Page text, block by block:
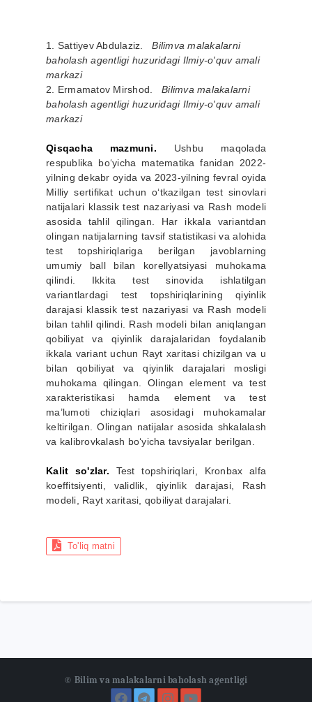
1. Sattiyev Abdulaziz.Bilimva malakalarni
baholash agentligi huzuridagi Ilmiy-o'quv amali
markazi
2. Ermamatov Mirshod. Bilimva malakalarni
baholash agentligi huzuridagi Ilmiy-o'quv amali
markazi
Qisqacha mazmuni. Ushbu maqolada
respublika boʻyicha matematika fanidan 2022-
yilning dekabr oyida va 2023-yilning fevral oyida
Milliy sertifikat uchun oʻtkazilgan test sinovlari
natijalari klassik test nazariyasi va Rash modeli
asosida tahlil qilingan. Har ikkala variantdan
olingan natijalarning tavsif statistikasi va alohida
test topshiriqlariga berilgan javoblarning
umumiy ball bilan korellyatsiyasi muhokama
qilindi. Ikkita test sinovida ishlatilgan
variantlardagi test topshiriqlarining qiyinlik
darajasi klassik test nazariyasi va Rash modeli
bilan tahlil qilindi. Rash modeli bilan aniqlangan
qobiliyat va qiyinlik darajalaridan foydalanib
ikkala variant uchun Rayt xaritasi chizilgan va u
bilan qobiliyat va qiyinlik darajalari mosligi
muhokama qilingan. Olingan element va test
xarakteristikasi hamda element va test
ma’lumoti chiziqlari asosidagi muhokamalar
keltirilgan. Olingan natijalar asosida shkalalash
va kalibrovkalash bo‘yicha tavsiyalar berilgan.
Kalit so'zlar. Test topshiriqlari, Kronbax alfa
koeffitsiyenti, validlik, qiyinlik darajasi, Rash
modeli, Rayt xaritasi, qobiliyat darajalari.
To'liq matni
© Bilim va malakalarni baholash agentligi